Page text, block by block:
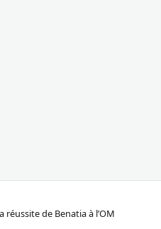
de Benatia à l’OM